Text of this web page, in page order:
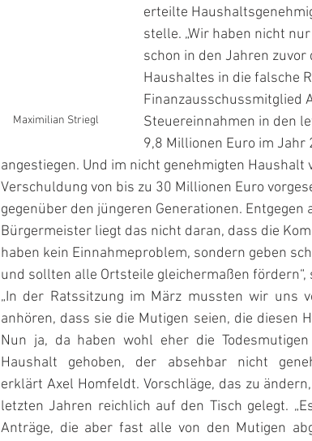
Maximilian Striegl
erteilte
stelle. „Wir haben nicht
schon in den Jahren
Haushaltes in die falsche
Finanzausschussmitglied
Steuereinnahmen in den
9,8 Millionen Euro im
angestiegen. Und im nicht genehmigten
Verschuldung von bis zu 30 Millionen Euro
gegenüber den jüngeren Generationen. Entgegen
Bürgermeister liegt das nicht daran, dass die
haben kein Einnahmeproblem, sondern geben
und sollten alle Ortsteile gleichermaßen
„In der Ratssitzung im März mussten wir uns
anhören, dass sie die Mutigen seien, die diesen
Nun ja, da haben wohl eher die
Haushalt gehoben, der absehbar nicht
erklärt Axel Homfeldt. Vorschläge, das zu
letzten Jahren reichlich auf den Tisch gelegt.
Anträge, die aber fast alle von den Mutigen